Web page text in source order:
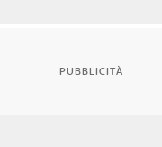
PUBBLICITÀ